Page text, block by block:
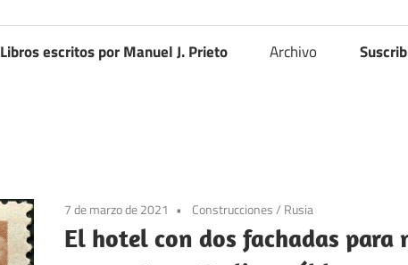
Libros escritos por Manuel J. Prieto Archivo
7 de marzo de 2021 Construcciones/ Rusia
El hotel con dos fachadas para